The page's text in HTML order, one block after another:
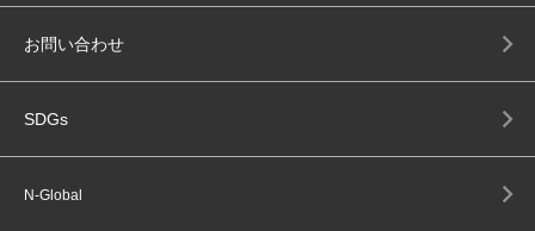
お問い合わせ
SDGs
N-Global